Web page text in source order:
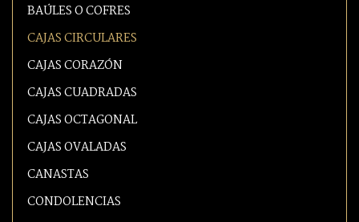
BAÚLES O COFRES
CAJAS CIRCULARES
CAJAS CORAZÓN
CAJAS CUADRADAS
CAJAS OCTAGONAL
CAJAS OVALADAS
CANASTAS
CONDOLENCIAS